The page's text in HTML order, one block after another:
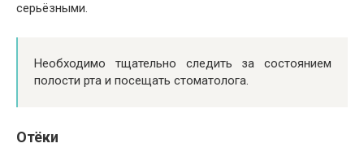
серьёзными.
Необходимо тщательно следить за состоянием
полости рта и посещать стоматолога.
Отёки